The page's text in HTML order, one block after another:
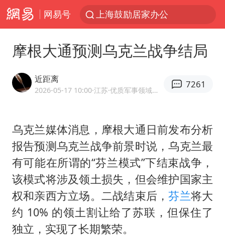
网易号
上海鼓励居家办公
小沈阳加盟《披荆斩棘》
朱一龙的鼻子怎么了
国乒连续两站无缘冠军
上海地铁4条线路全线停运
5万小车卖不动 微型代步车集体遇冷
4.2平卫生间补漏注胶花1.55万
周星驰妈妈现身香港首映礼
摩根大通预测乌克兰战争结局
近距离
2026-05-17 10:00·江苏 ·优质军事领域创作者
7261
乌克兰媒体消息，摩根大通日前发布分析
报告预测乌克兰战争前景时说，乌克兰最
有可能在所谓的“芬兰模式”下结束战争，
该模式将涉及领土损失，但会维护国家主
权和亲西方立场。二战结束后，芬兰将大
约 10% 的领土割让给了苏联，但保住了
独立，实现了长期繁荣。